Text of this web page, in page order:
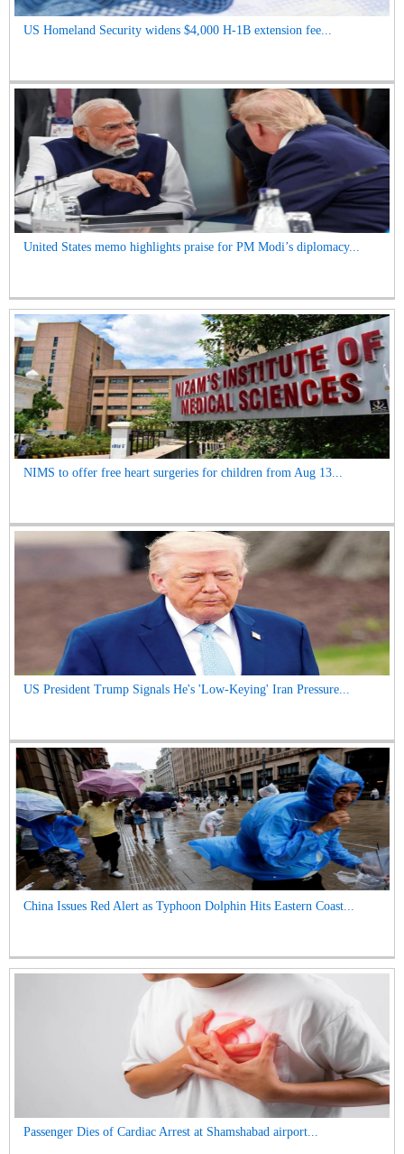
US Homeland Security widens $4,000 H-1B extension fee...
United States memo highlights praise for PM Modi’s diplomacy...
NIMS to offer free heart surgeries for children from Aug 13...
US President Trump Signals He's 'Low-Keying' Iran Pressure...
China Issues Red Alert as Typhoon Dolphin Hits Eastern Coast...
Passenger Dies of Cardiac Arrest at Shamshabad airport...